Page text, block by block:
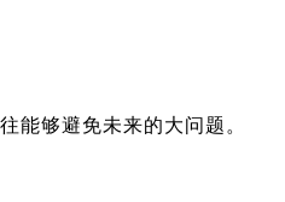
能够避免未来的大问题。